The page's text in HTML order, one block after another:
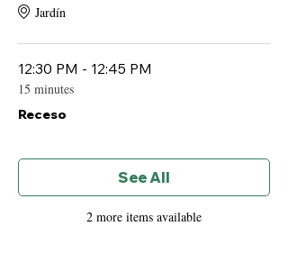
Jardín
12:30 PM - 12:45 PM
15 minutes
Receso
2 more items available
See All